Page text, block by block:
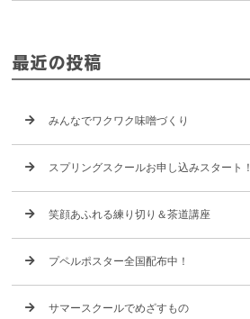
最近の投稿
みんなでワクワク味噌づくり
スプリングスクールお申し込みスタート！
笑顔あふれる練り切り＆茶道講座
プペルポスター全国配布中！
サマースクールでめざすもの